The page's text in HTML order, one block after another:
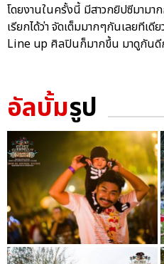
โดยงานในครั้งนี้ มีสาวกยิปซีมาม
เรียกได้ว่า จัดเต็มมากๆกันเลยทีเ
Line up ศิลปินก็มากขึ้น มาดูกันดีก
อัลบั้มรูป